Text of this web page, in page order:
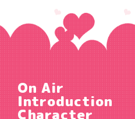
On Air
Introduction
Character